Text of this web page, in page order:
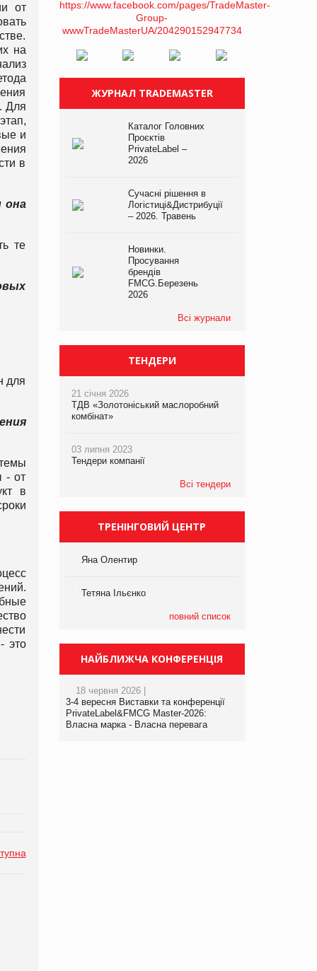
от
на
Для
и
в
она
те
для
- от
в
это
ЖУРНАЛ TRADEMASTER
Каталог Головних
Проєктів
PrivateLabel –
2026
Сучасні рішення в
Логістиці&Дистрибуції
– 2026. Травень
Новинки.
Просування
брендів
FMCG.Березень
2026
Всі журнали
ТЕНДЕРИ
21 січня 2026
ТДВ «Золотоніський маслоробний
комбінат»
03 липня 2023
Тендери компанії
Всі тендери
ТРЕНІНГОВИЙ ЦЕНТР
Яна Олентир
Тетяна Ільєнко
повний список
НАЙБЛИЖЧА КОНФЕРЕНЦІЯ
18 червня 2026 |
3-4 вересня Виставки та конференції
PrivateLabel&FMCG Master-2026:
Власна марка - Власна перевага